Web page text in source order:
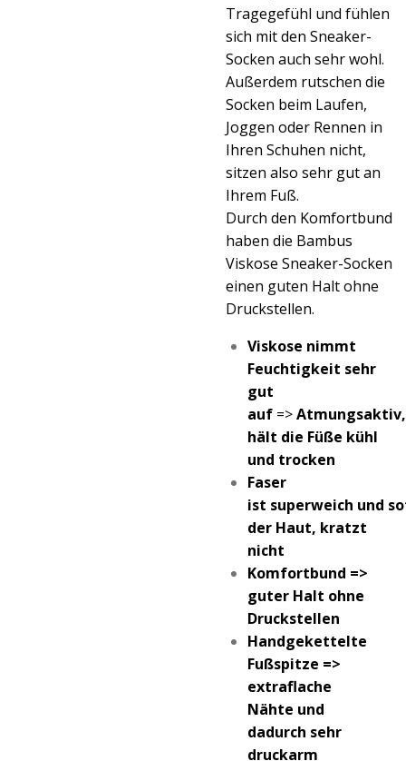
Tragegefühl und fühlen
sich mit den Sneaker-
Socken auch sehr wohl.
Außerdem rutschen die
Socken beim Laufen,
Joggen oder Rennen in
Ihren Schuhen nicht,
sitzen also sehr gut an
Ihrem Fuß.
Durch den Komfortbund
haben die Bambus
Viskose Sneaker-Socken
einen guten Halt ohne
Druckstellen.
Viskose nimmt
Feuchtigkeit sehr
gut
auf =>Atmungsaktiv,
hält die Füße kühl
und trocken
Faser
ist superweich und
der Haut, kratzt
nicht
Komfortbund =>
guter Halt ohne
Druckstellen
Handgekettelte
Fußspitze =>
extraflache
Nähte und
dadurch sehr
druckarm